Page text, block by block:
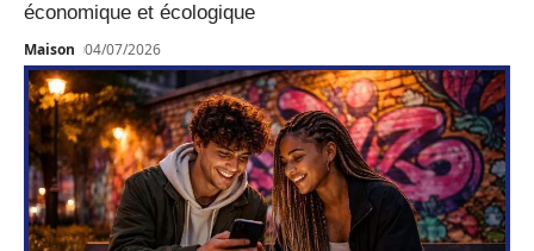
économique et écologique
Maison 04/07/2026